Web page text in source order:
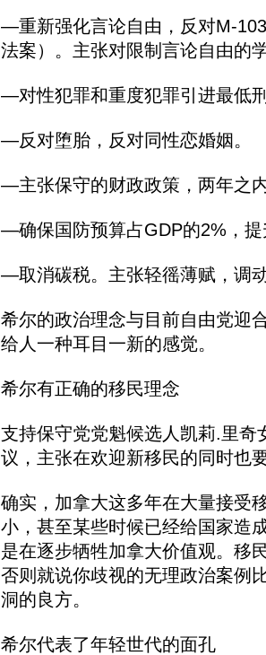
—重新强化言论自由，反对M-
法案）。主张对限制言论自由的
—对性犯罪和重度犯罪引进最低
—反对堕胎，反对同性恋婚姻。
—主张保守的财政政策，两年之
—确保国防预算占GDP的2%，
—取消碳税。主张轻徭薄赋，调
希尔的政治理念与目前自由党迎
给人一种耳目一新的感觉。
希尔有正确的移民理念
支持保守党党魁候选人凯莉.里
议，主张在欢迎新移民的同时也
确实，加拿大这多年在大量接受
小，甚至某些时候已经给国家造
是在逐步牺牲加拿大价值观。移
否则就说你歧视的无理政治案例
洞的良方。
希尔代表了年轻世代的面孔